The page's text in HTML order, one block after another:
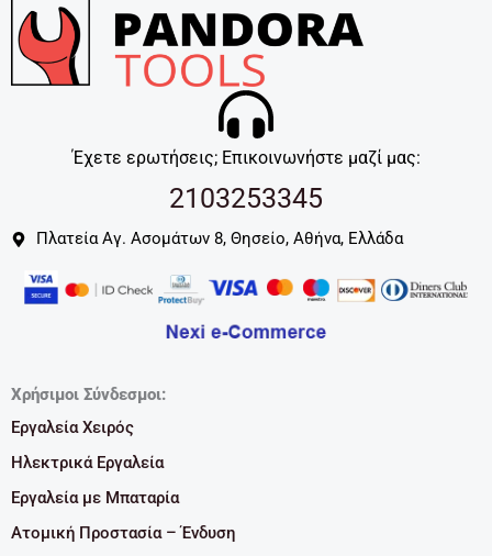
Έχετε ερωτήσεις; Επικοινωνήστε μαζί μας:
2103253345
Πλατεία Αγ. Ασομάτων 8, Θησείο, Αθήνα, Ελλάδα
Χρήσιμοι Σύνδεσμοι:
Εργαλεία Χειρός
Ηλεκτρικά Εργαλεία
Εργαλεία με Μπαταρία
Ατομική Προστασία – Ένδυση